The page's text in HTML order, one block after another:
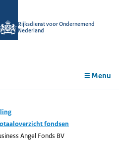
Rijksdienst voor Ondernemend
Nederland
Menu
fondsen
Angel Fonds BV